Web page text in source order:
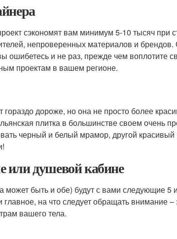
сэкономят вам минимум 5-10 тысяч при
непроверенных материалов и
ошибетесь и не раз, прежде чем воплотите
проектам в вашем регионе.
гораздо дороже, но она не просто более
плитка в большинстве своем очень
черный и белый мрамор, другой
или душевой кабине
быть и обе) будут с вами следующие 5
на что следует обращать внимание
вашего тела.